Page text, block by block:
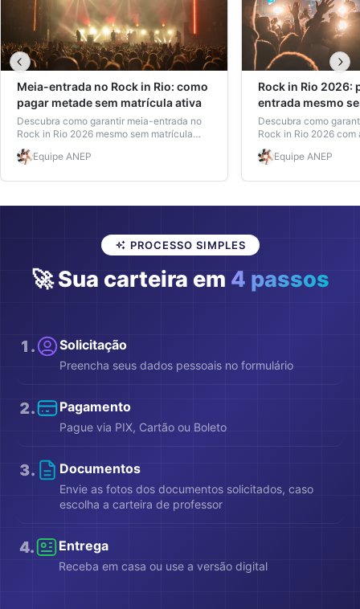
Meia-entrada no Rock in Rio: como
pagar metade sem matrícula ativa
Descubra como garantir meia-entrada no
Rock in Rio 2026 mesmo sem matrícula
ativa. Veja valores, regras e emita sua
Carteira de Estudante ANEP em minutos.
Equipe ANEP
Rock in Rio 2026:
entrada mesmo
ativa
Descubra como
Rock in Rio 2026
de Estudante ANEP,
ativa. Evite
Equipe ANEP
PROCESSO SIMPLES
🚀 Sua carteira em 4 passos
1 . Solicitação
Preencha seus dados pessoais no formulário
2. Pagamento
Pague via PIX, Cartão ou Boleto
3. Documentos
Envie as fotos dos documentos solicitados, caso
escolha a carteira de professor
4. Entrega
Receba em casa ou use a versão digital